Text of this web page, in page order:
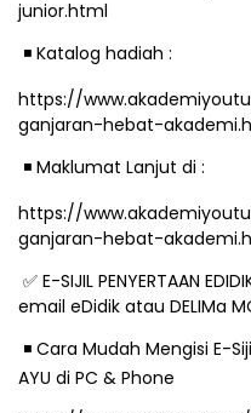
junior.html
◾ ️ Katalog hadiah :
https://
ganjaran-hebat-
◾ ️ Maklumat Lanjut di :
https://
ganjaran-hebat-
✅ E-SIJIL PENYERTAAN
email eDidik atau DELIMa
◾ Cara Mudah Mengisi E-
AYU di PC & Phone